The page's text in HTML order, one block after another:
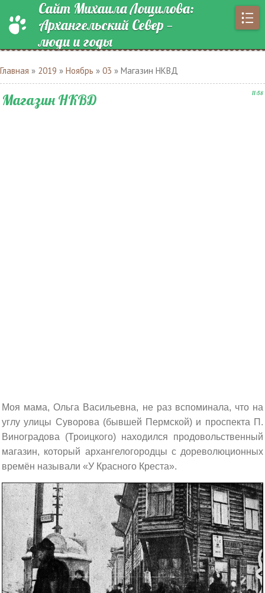
Сайт Михаила Лощилова:
Архангельский Север —
люди и годы
Главная » 2019 » Ноябрь » 03 » Магазин НКВД
11:58
Магазин НКВД
Моя мама, Ольга Васильевна, не раз вспоминала, что на
углу улицы Суворова (бывшей Пермской) и проспекта П.
Виноградова (Троицкого) находился продовольственный
магазин, который архангелогородцы с дореволюционных
времён называли «У Красного Креста».